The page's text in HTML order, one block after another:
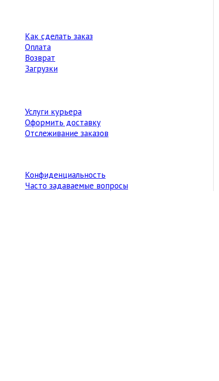
Как сделать заказ
Оплата
Возврат
Загрузки
Услуги курьера
Оформить доставку
Отслеживание заказов
Конфиденциальность
Часто задаваемые вопросы